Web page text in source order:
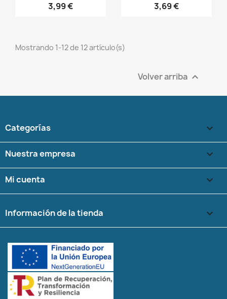
3,99 € 3,69 €
Mostrando 1-12 de 12 artículo(s)
Volver arriba 
Categorías 
Nuestra empresa 
Mi cuenta 
Información de la tienda keyboard_arrow_down